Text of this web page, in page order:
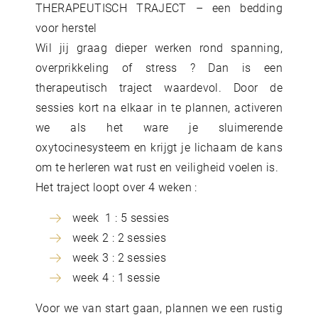
THERAPEUTISCH TRAJECT – een bedding
voor herstel
Wil jij graag dieper werken rond spanning,
overprikkeling of stress ? Dan is een
therapeutisch traject waardevol. Door de
sessies kort na elkaar in te plannen, activeren
we als het ware je sluimerende
oxytocinesysteem en krijgt je lichaam de kans
om te herleren wat rust en veiligheid voelen is.
Het traject loopt over 4 weken :
week 1 : 5 sessies
week 2 : 2 sessies
week 3 : 2 sessies
week 4 : 1 sessie
Voor we van start gaan, plannen we een rustig